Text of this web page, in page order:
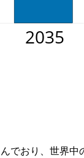
でおり、世界